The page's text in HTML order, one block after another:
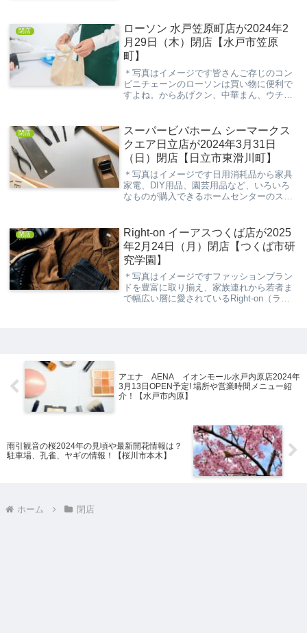
が残っていますので、是非店舗がなくなる
前...
閉店
ローソン 水戸笠原町店が2024年2
月29日（木）閉店【水戸市笠原
町】
＊写真はイメージです皆さんご存じのコン
ビニチェーンのローソンは買い物に便利で
すよね。からあげクン、中華まん、ウチカ
はお酒まで幅広い商品を提供しています。
そんな人気コ...
閉店
スーパービバホーム シーマークス
クエア日立店が2024年3月31日
（日）閉店【日立市東滑川町】
＊写真はイメージです日用消耗品から家具
家電、DIY用品、園芸用品など、いろいろ
なものが購入できるホームセンターのスー
は、そんなスーパービバホーム シーマーク
スクエ...
閉店
Right-on イーアスつくば店が2025
年2月24日（月）閉店【つくば市研
究学園】
＊写真はイメージですファッションブラン
ドを豊富に取り揃え、家族連れから若者ま
で幅広い層に愛されているRight-on（ライ
アエナ AENA イオンモール水戸内原店2024年
3月13日OPEN予定! 場所や営業時間メニュー紹
介！【水戸市内原】
雨引観音の桜2024年の見頃や最新開花情報は？
駐車場、孔雀、ヤギの情報！【桜川市本木】
ホーム 閉店